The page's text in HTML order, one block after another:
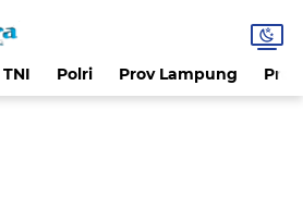
TNI Polri Prov Lampung